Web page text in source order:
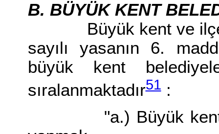
B. BÜYÜK KENT
Büyük kent ve ilçe
sayılı yasanın 6.
büyük kent
sıralanmaktadır51:
"a.) Büyük kent